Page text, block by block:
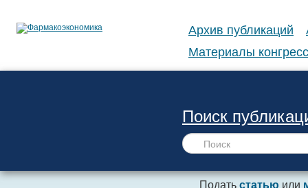
Архив публикаций
Материалы
Поиск
Подать статью или